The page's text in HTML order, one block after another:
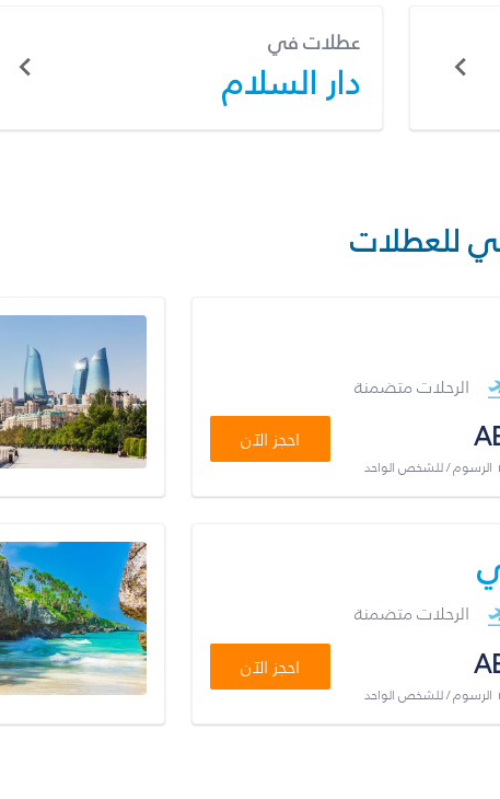
عطلات في
دار السلام
للعطلات
الرحلات متضمنة
الرسوم / للشخص الواحد
احجز الآن
الرحلات متضمنة
الرسوم / للشخص الواحد
احجز الآن